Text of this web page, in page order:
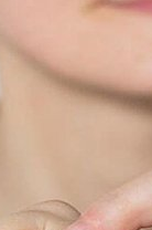
للمستوطنين
القطاعين الأوسط
ما أدى إلى